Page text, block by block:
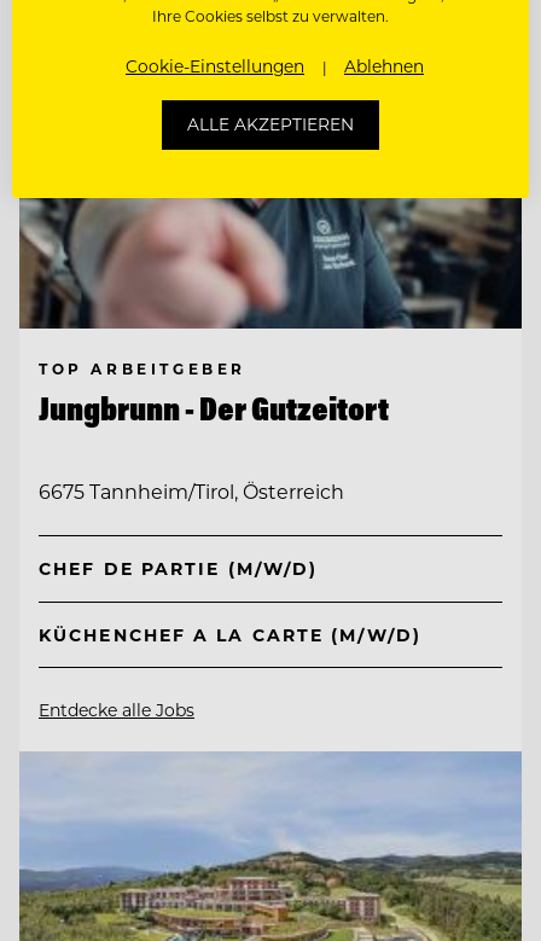
TOP ARBEITGEBER
Jungbrunn - Der Gutzeitort
6675 Tannheim/Tirol, Österreich
CHEF DE PARTIE (M/W/D)
KÜCHENCHEF A LA CARTE (M/W/D)
Entdecke alle Jobs
Ihre Cookies selbst zu verwalten.
Cookie-Einstellungen Ablehnen
ALLE AKZEPTIEREN